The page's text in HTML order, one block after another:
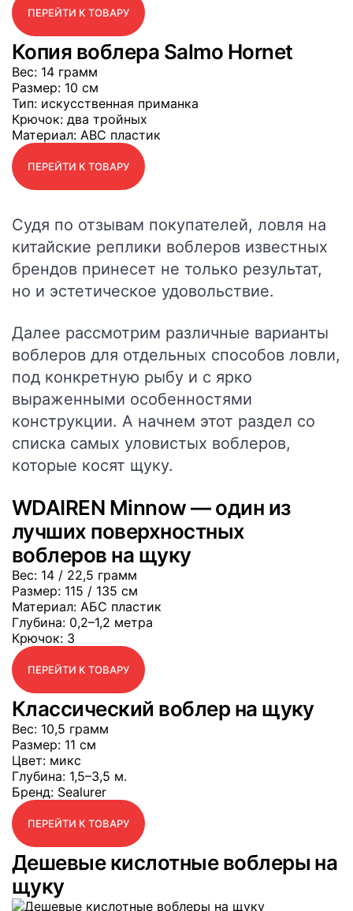
ПЕРЕЙТИ К ТОВАРУ
Копия воблера Salmo Hornet
Вес: 14 грамм
Размер: 10 см
Тип: искусственная приманка
Крючок: два тройных
Материал: АВС пластик
ПЕРЕЙТИ К ТОВАРУ
Судя по отзывам покупателей, ловля на
китайские реплики воблеров известных
брендов принесет не только результат,
но и эстетическое удовольствие.
Далее рассмотрим различные варианты
воблеров для отдельных способов ловли,
под конкретную рыбу и с ярко
выраженными особенностями
конструкции. А начнем этот раздел со
списка самых уловистых воблеров,
которые косят щуку.
WDAIREN Minnow — один из
лучших поверхностных
воблеров на щуку
Вес: 14 / 22,5 грамм
Размер: 115 / 135 см
Материал: АБС пластик
Глубина: 0,2–1,2 метра
Крючок: 3
ПЕРЕЙТИ К ТОВАРУ
Классический воблер на щуку
Вес: 10,5 грамм
Размер: 11 см
Цвет: микс
Глубина: 1,5–3,5 м.
Бренд: Sealurer
ПЕРЕЙТИ К ТОВАРУ
Дешевые кислотные воблеры на
щуку